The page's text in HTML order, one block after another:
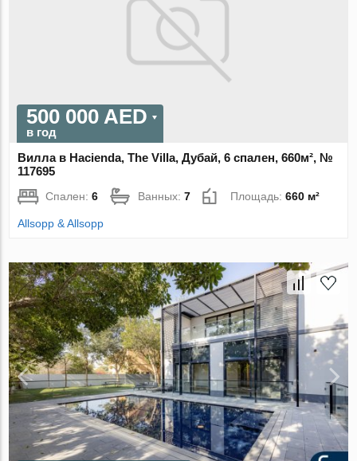
500 000 AED
в год
Вилла в Hacienda, The Villa, Дубай, 6 спален, 660м², №
117695
Спален:6 Ванных:7 Площадь:660 м²
Allsopp & Allsopp